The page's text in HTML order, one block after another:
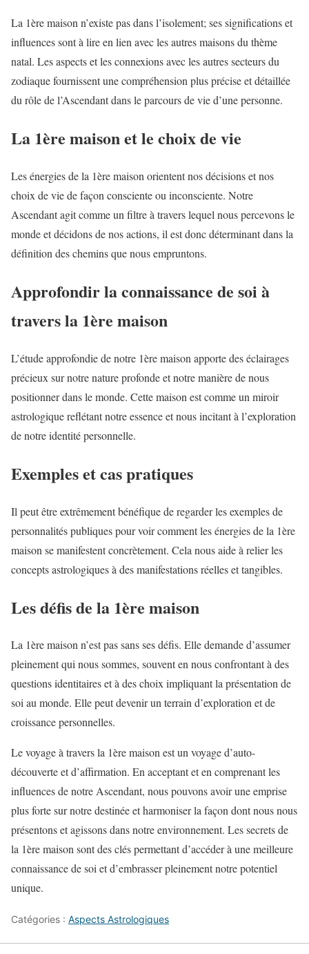
La 1ère maison n’existe pas dans l’isolement; ses significations et
influences sont à lire en lien avec les autres maisons du thème
natal. Les aspects et les connexions avec les autres secteurs du
zodiaque fournissent une compréhension plus précise et détaillée
du rôle de l’Ascendant dans le parcours de vie d’une personne.
La 1ère maison et le choix de vie
Les énergies de la 1ère maison orientent nos décisions et nos
choix de vie de façon consciente ou inconsciente. Notre
Ascendant agit comme un filtre à travers lequel nous percevons le
monde et décidons de nos actions, il est donc déterminant dans la
définition des chemins que nous empruntons.
Approfondir la connaissance de soi à
travers la 1ère maison
L’étude approfondie de notre 1ère maison apporte des éclairages
précieux sur notre nature profonde et notre manière de nous
positionner dans le monde. Cette maison est comme un miroir
astrologique reflétant notre essence et nous incitant à l’exploration
de notre identité personnelle.
Exemples et cas pratiques
Il peut être extrêmement bénéfique de regarder les exemples de
personnalités publiques pour voir comment les énergies de la 1ère
maison se manifestent concrètement. Cela nous aide à relier les
concepts astrologiques à des manifestations réelles et tangibles.
Les défis de la 1ère maison
La 1ère maison n’est pas sans ses défis. Elle demande d’assumer
pleinement qui nous sommes, souvent en nous confrontant à des
questions identitaires et à des choix impliquant la présentation de
soi au monde. Elle peut devenir un terrain d’exploration et de
croissance personnelles.
Le voyage à travers la 1ère maison est un voyage d’auto-
découverte et d’affirmation. En acceptant et en comprenant les
influences de notre Ascendant, nous pouvons avoir une emprise
plus forte sur notre destinée et harmoniser la façon dont nous nous
présentons et agissons dans notre environnement. Les secrets de
la 1ère maison sont des clés permettant d’accéder à une meilleure
connaissance de soi et d’embrasser pleinement notre potentiel
unique.
Catégories : Aspects Astrologiques